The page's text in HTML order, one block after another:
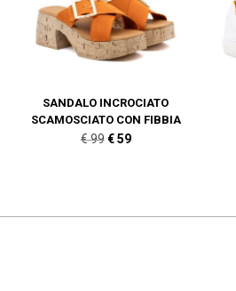
€ 79.
€ 55.
SANDALO INCROCIATO
SCAMOSCIATO CON FIBBIA
€99 Il
€59Il